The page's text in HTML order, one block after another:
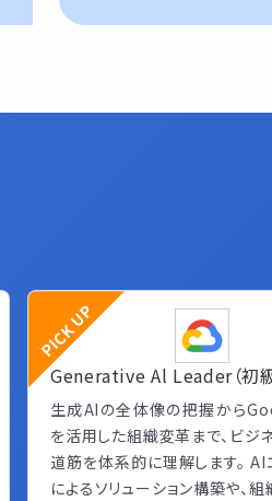
PICK UP
Generative Al Leader（初級
生成AIの全体像の把握から
を活用した組織変革まで、ビジ
道筋を体系的に理解します。 AI
によるソリューション構築や、組